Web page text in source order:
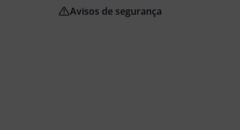
Avisos de segurança